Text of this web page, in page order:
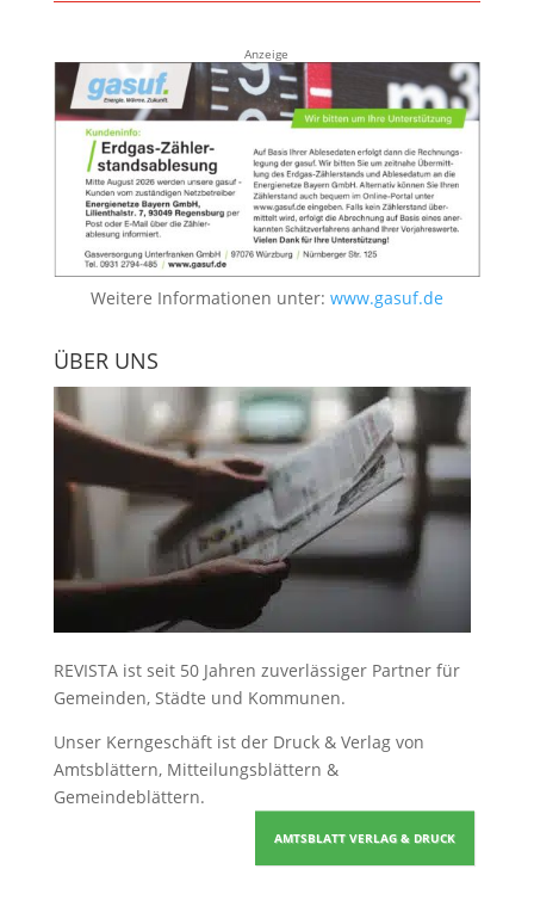
Anzeige
Weitere Informationen unter: www.gasuf.de
ÜBER UNS
REVISTA ist seit 50 Jahren zuverlässiger Partner für
Gemeinden, Städte und Kommunen.
Unser Kerngeschäft ist der Druck & Verlag von
Amtsblättern, Mitteilungsblättern &
Gemeindeblättern.
AMTSBLATT VERLAG & DRUCK